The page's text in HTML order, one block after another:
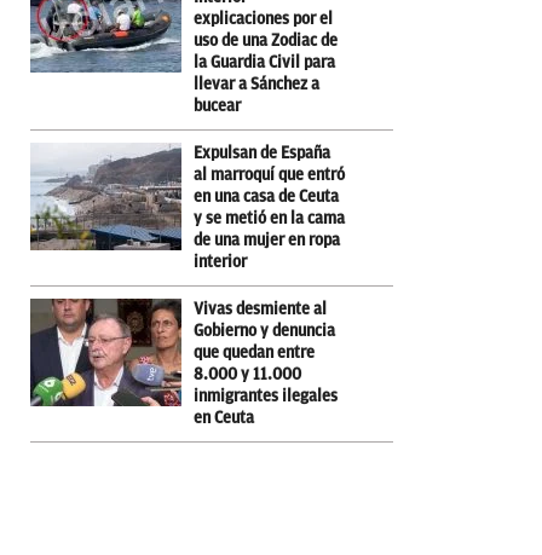
explicaciones por el
uso de una Zodiac de
la Guardia Civil para
llevar a Sánchez a
bucear
Expulsan de España
al marroquí que entró
en una casa de Ceuta
y se metió en la cama
de una mujer en ropa
interior
Vivas desmiente al
Gobierno y denuncia
que quedan entre
8.000 y 11.000
inmigrantes ilegales
en Ceuta